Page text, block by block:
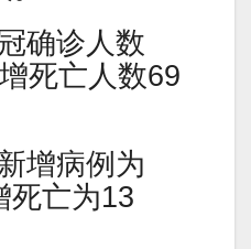
确诊人数
死亡人数69
增病例为
死亡为13